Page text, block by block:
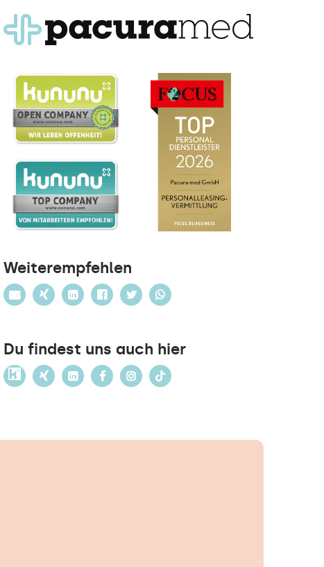
Weiterempfehlen
Du findest uns auch hier